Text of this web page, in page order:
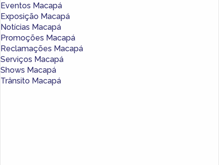
Eventos Macapá
Exposição Macapá
Notícias Macapá
Promoções Macapá
Reclamações Macapá
Serviços Macapá
Shows Macapá
Trânsito Macapá